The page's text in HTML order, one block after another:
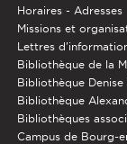
Horaires - Adresses
Missions et
Lettres
Bibliothèque de la
Bibliothèque Denise
Bibliothèque
Bibliothèques
Campus de Bourg-